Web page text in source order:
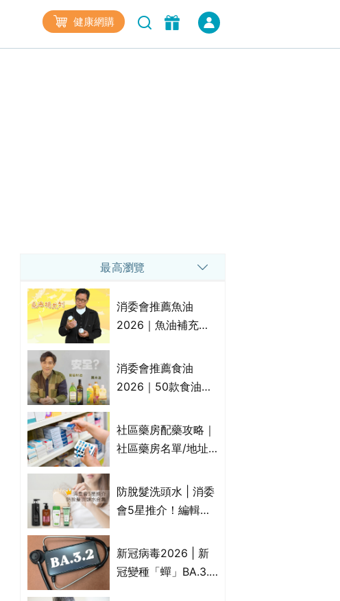
健康網購
最高瀏覽
消委會推薦魚油
2026｜魚油補充劑
名單｜附1款國際魚
油標準5星認證 針對
消委會推薦食油
2026｜50款食油評
物｜21款健康煮食油
總評達5星滿分名單
花籽油/花生油等)
社區藥房配藥攻略｜
社區藥房名單/地址/
法一覽表｜社區藥房
是甚麼？可以申請藥
防脫髮洗頭水 | 消委
會5星推介！編輯加
比較：位元堂、呂、
PANTOGAR、純素
新冠病毒2026 | 新
冠變種「蟬」BA.3.2